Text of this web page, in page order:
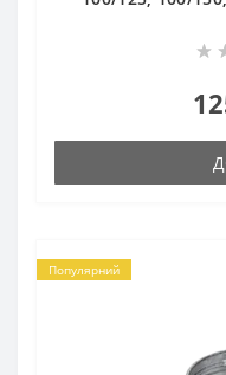
Популярний